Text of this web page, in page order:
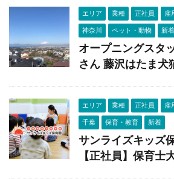
エリア 業種 正社員 雇
神奈川 ペット・動物 新着
オープニングスタ
さん 藤沢はたま犬
エリア 業種 正社員 雇
千葉 保育・教育 新着
サンライズキッ
【正社員】保育士